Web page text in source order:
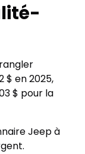
$ en 2025,
$ pour la
Jeep à